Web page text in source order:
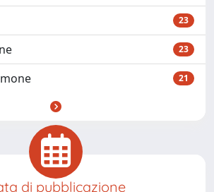
23
23
21
di pubblicazione